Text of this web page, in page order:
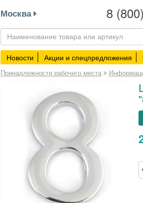
8
Москва
Новости Акции и спецпредложения
Принадлежности рабочего места